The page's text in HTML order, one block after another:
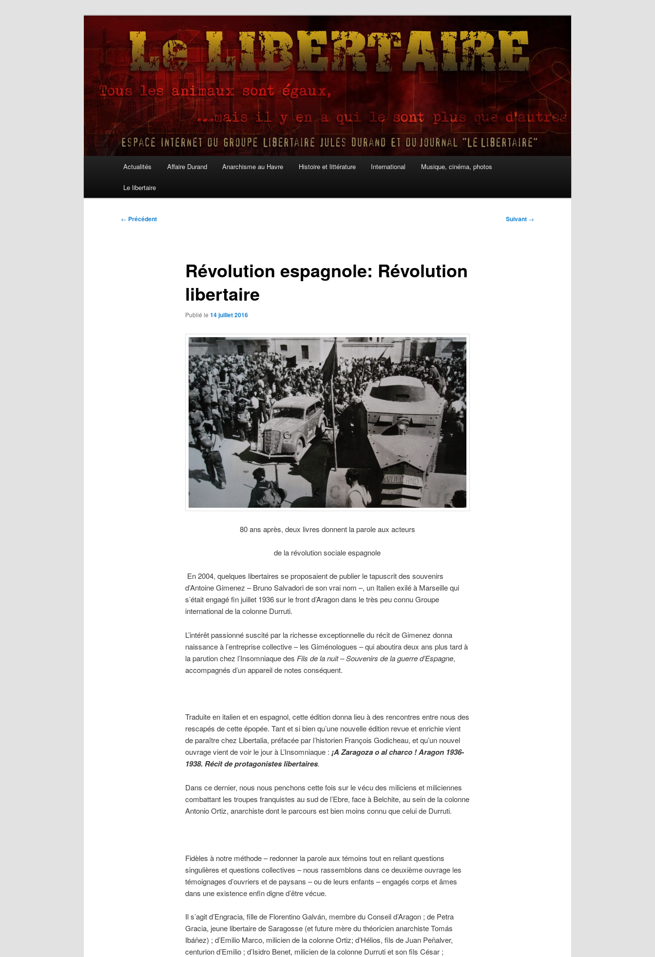
Le Libertaire
Actualités Affaire Durand Anarchisme au Havre Histoire et littérature International Musique, cinéma, photos
Le libertaire
Navigation
← Précédent Suivant →
Révolution espagnole: Révolution
libertaire
Publié le 14 juillet 2016
80 ans après, deux livres donnent la parole aux acteurs
de la révolution sociale espagnole
En 2004, quelques libertaires se proposaient de publier le tapuscrit des souvenirs
d’Antoine Gimenez – Bruno Salvadori de son vrai nom –, un Italien exilé à Marseille qui
s’était engagé fin juillet 1936 sur le front d’Aragon dans le très peu connu Groupe
international de la colonne Durruti.
L’intérêt passionné suscité par la richesse exceptionnelle du récit de Gimenez donna
naissance à l’entreprise collective – les Giménologues – qui aboutira deux ans plus tard à
la parution chez l’Insomniaque des Fils delanuit – Souvenirs de la guerre d’Espagne,
accompagnés d’un appareil de notes conséquent.
Traduite en italien et en espagnol, cette édition donna lieu à des rencontres entre nous des
rescapés de cette épopée. Tant et si bien qu’une nouvelle édition revue et enrichie vient
de paraître chez Libertalia, préfacée par l’historien François Godicheau, et qu’un nouvel
ouvrage vient de voir le jour à L’Insomniaque : ¡A Zaragoza o al charco ! Aragon 1936-
1938. Récit de protagonistes libertaires.
Dans ce dernier, nous nous penchons cette fois sur le vécu des miliciens et miliciennes
combattant les troupes franquistes au sud de l’Ebre, face à Belchite, au sein de la colonne
Antonio Ortiz, anarchiste dont le parcours est bien moins connu que celui de Durruti.
Fidèles à notre méthode – redonner la parole aux témoins tout en reliant questions
singulières et questions collectives – nous rassemblons dans ce deuxième ouvrage les
témoignages d’ouvriers et de paysans – ou de leurs enfants – engagés corps et âmes
dans une existence enfin digne d’être vécue.
Il s’agit d’Engracia, fille de Florentino Galván, membre du Conseil d’Aragon ; de Petra
Gracia, jeune libertaire de Saragosse (et future mère du théoricien anarchiste Tomás
Ibáñez) ; d’Emilio Marco, milicien de la colonne Ortiz; d’Hélios, fils de Juan Peñalver,
centurion d’Emilio ; d’Isidro Benet, milicien de la colonne Durruti et son fils César ;